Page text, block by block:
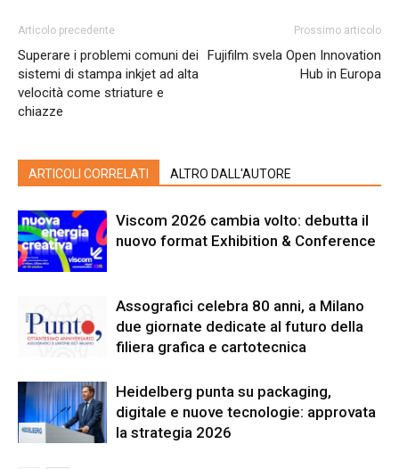
Articolo precedente
Superare i problemi comuni dei
sistemi di stampa inkjet ad alta
velocità come striature e
chiazze
Prossimo articolo
Fujifilm svela Open Innovation
Hub in Europa
ARTICOLI CORRELATI ALTRO DALL'AUTORE
Viscom 2026 cambia volto: debutta il
nuovo format Exhibition & Conference
Assografici celebra 80 anni, a Milano
due giornate dedicate al futuro della
filiera grafica e cartotecnica
Heidelberg punta su packaging,
digitale e nuove tecnologie: approvata
la strategia 2026